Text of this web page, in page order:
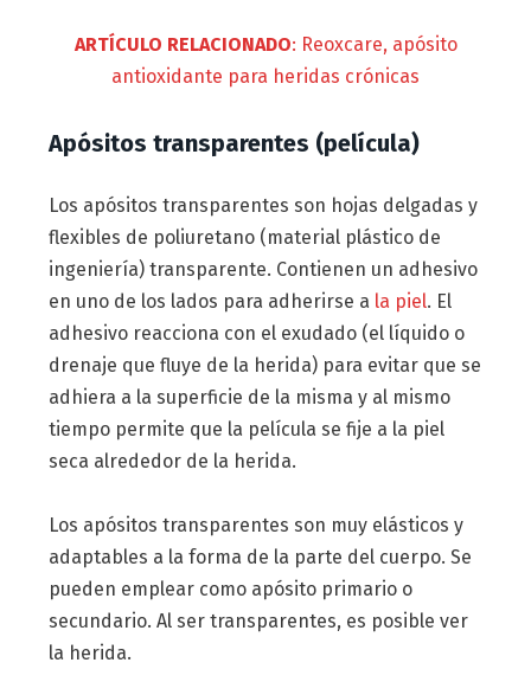
ARTÍCULO RELACIONADO: Reoxcare, apósito
antioxidante para heridas crónicas
Apósitos transparentes (película)
Los apósitos transparentes son hojas delgadas y
flexibles de poliuretano (material plástico de
ingeniería) transparente. Contienen un adhesivo
en uno de los lados para adherirse a la piel. El
adhesivo reacciona con el exudado (el líquido o
drenaje que fluye de la herida) para evitar que se
adhiera a la superficie de la misma y al mismo
tiempo permite que la película se fije a la piel
seca alrededor de la herida.
Los apósitos transparentes son muy elásticos y
adaptables a la forma de la parte del cuerpo. Se
pueden emplear como apósito primario o
secundario. Al ser transparentes, es posible ver
la herida.